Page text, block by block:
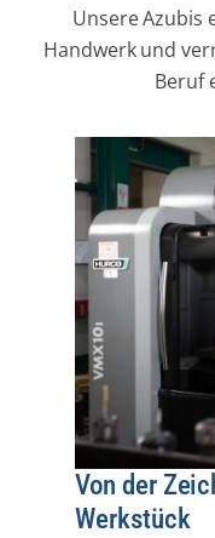
Unsere Azubis
Handwerk und
Beruf
Von der
Werkstück